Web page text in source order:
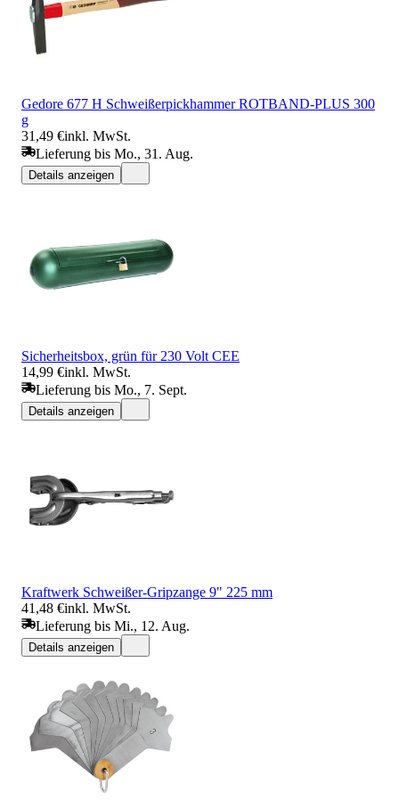
Gedore 677 H Schweißerpickhammer ROTBAND-PLUS 300
g
31,49 €inkl. MwSt.
Lieferung bis Mo., 31. Aug.
Details anzeigen
Sicherheitsbox, grün für 230 Volt CEE
14,99 €inkl. MwSt.
Lieferung bis Mo., 7. Sept.
Details anzeigen
Kraftwerk Schweißer-Gripzange 9" 225 mm
41,48 €inkl. MwSt.
Lieferung bis Mi., 12. Aug.
Details anzeigen